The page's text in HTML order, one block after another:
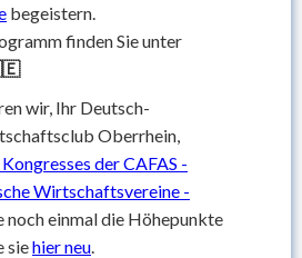
begeistern.
finden Sie unter
wir, Ihr Deutsch-
Oberrhein,
Kongresses der CAFAS -
Wirtschaftsvereine -
noch einmal die Höhepunkte
siehier neu